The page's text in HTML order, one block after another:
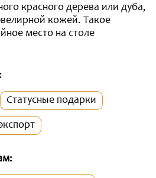
красного дерева или дуба,
кожей. Такое
место на столе
Статусные подарки